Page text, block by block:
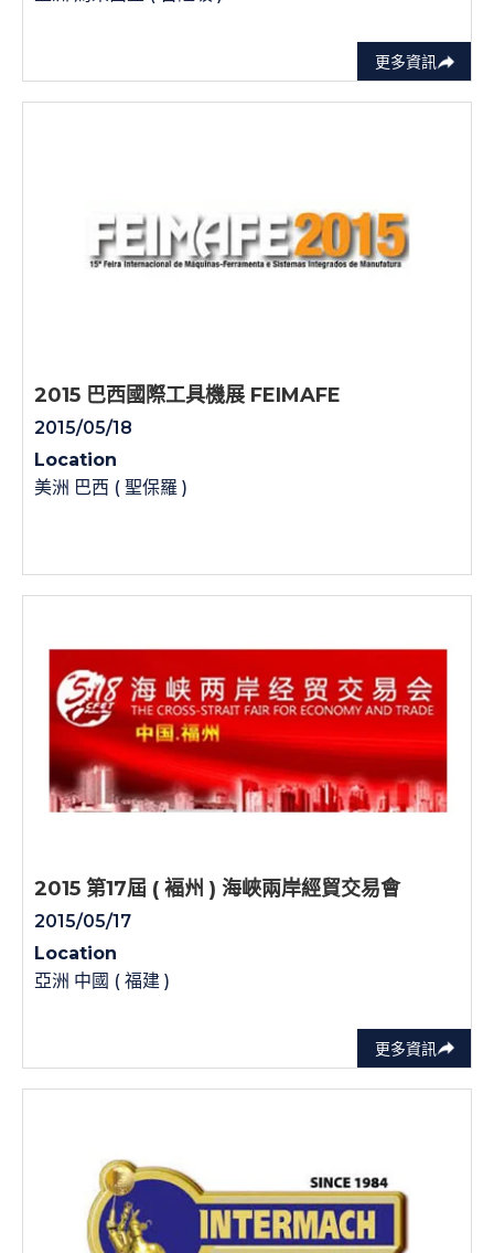
更多資訊
2015 巴西國際工具機展 FEIMAFE
2015/05/18
Location
美洲 巴西 ( 聖保羅 )
更多資訊
2015 第17屆 ( 褔州 ) 海峽兩岸經貿交易會
2015/05/17
Location
亞洲 中國 ( 福建 )